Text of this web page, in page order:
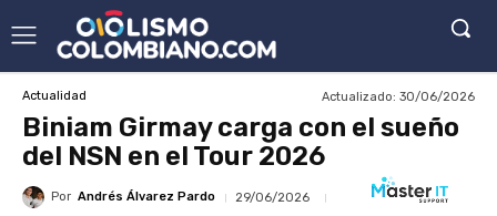
Actualidad Actualizado: 30/06/2026
Biniam Girmay carga con el sueño
del NSN en el Tour 2026
Por Andrés Álvarez Pardo 29/06/2026